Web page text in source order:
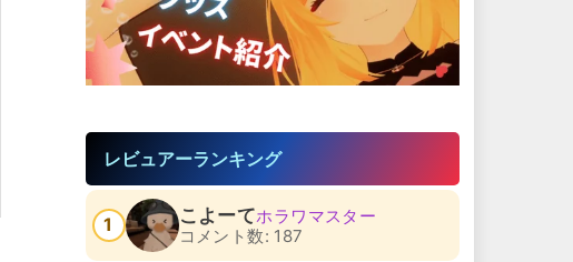
レビュアーランキング
1 こよーてホラワマスター
コメント数: 187